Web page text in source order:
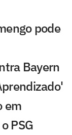
pode
Bayern
em
PSG